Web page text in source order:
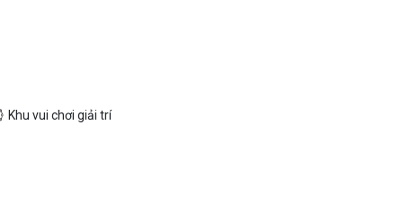
Khu vui chơi giải trí